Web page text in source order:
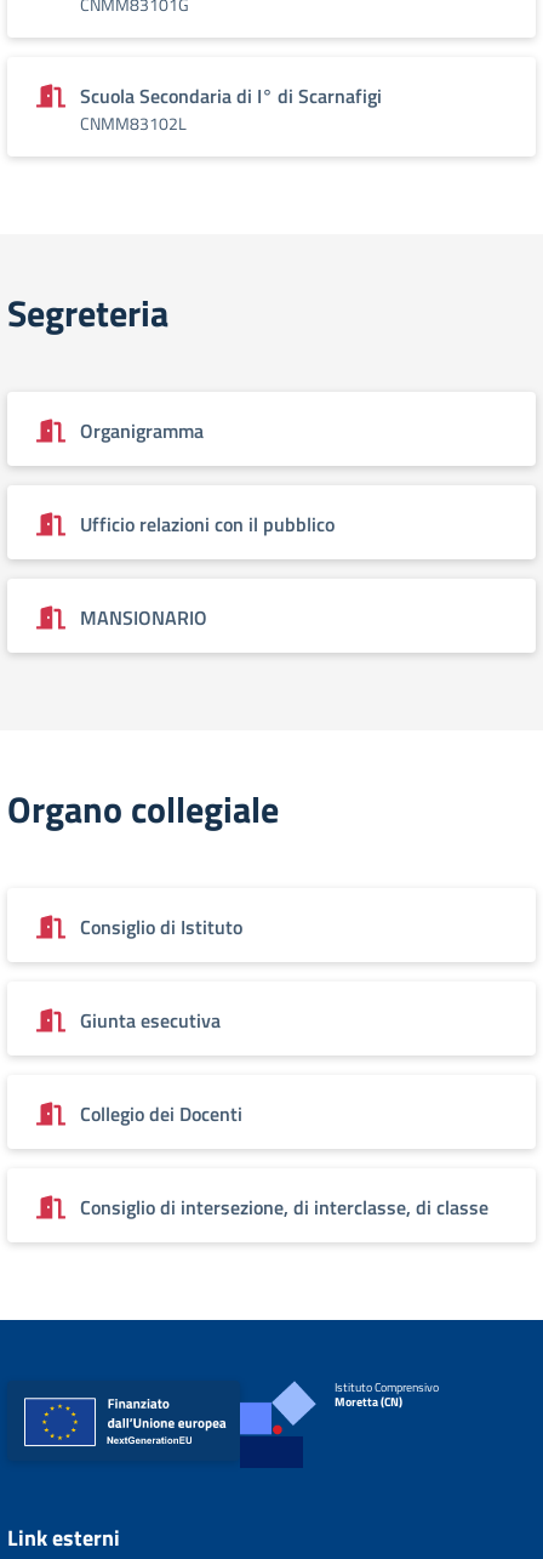
Scuola Secondaria di I° di Scarnafigi
CNMM83102L
Segreteria
Organigramma
Ufficio relazioni con il pubblico
MANSIONARIO
Organo collegiale
Consiglio di Istituto
Giunta esecutiva
Collegio dei Docenti
Consiglio di intersezione, di interclasse, di classe
Istituto Comprensivo
Moretta (CN)
Link esterni